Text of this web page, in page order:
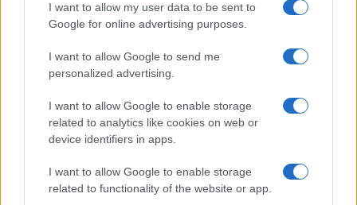
I want to allow my user data to be sent to
Google for online advertising purposes.
I want to allow Google to send me
personalized advertising.
I want to allow Google to enable storage
related to analytics like cookies on web or
device identifiers in apps.
I want to allow Google to enable storage
related to functionality of the website or app.
AUTORE